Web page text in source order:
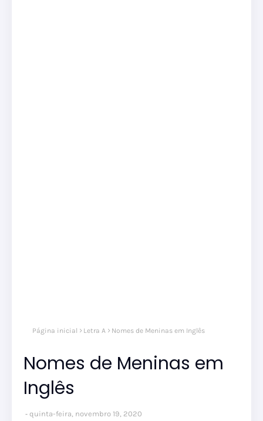
Página inicial Letra A Nomes de Meninas em Inglês
Nomes de Meninas em
Inglês
quinta-feira, novembro 19, 2020